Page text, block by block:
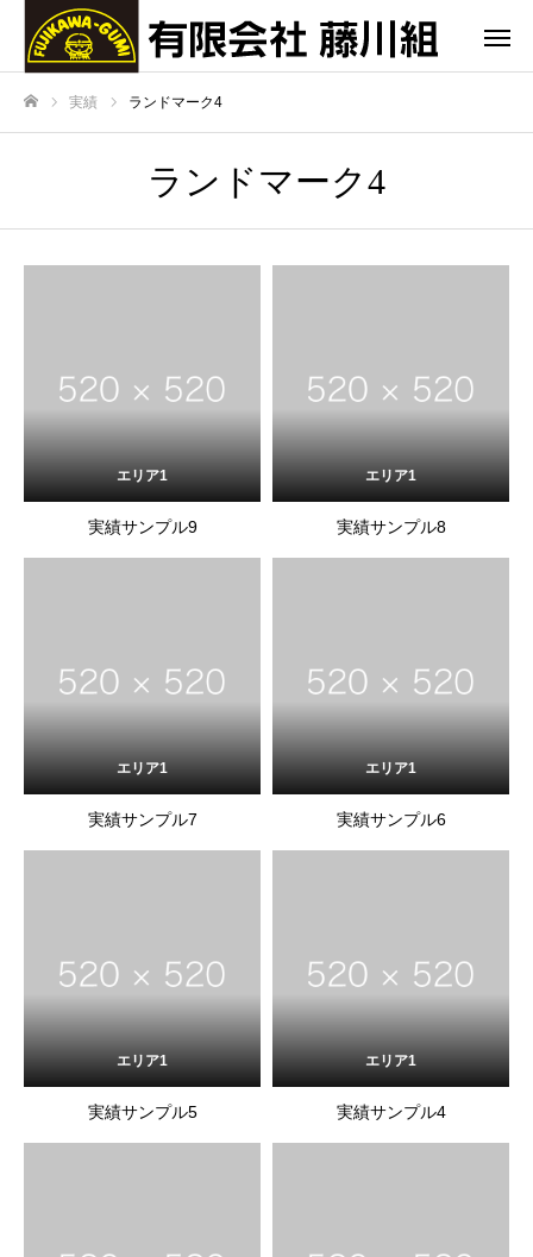
実績 ランドマーク4
ランドマーク4
エリア1
実績サンプル9
エリア1
実績サンプル8
エリア1
実績サンプル7
エリア1
実績サンプル6
エリア1
実績サンプル5
エリア1
実績サンプル4